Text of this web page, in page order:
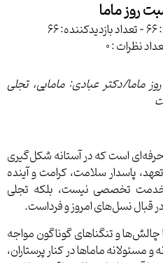
روز ماما
- تعداد بازدیدکننده: 66
نظرات : 0
ماما/دکتر عبادی: مامایی، تجلی
حرفه‌ای است که در آستانه شکل‌گیری
پاسدار سلامت، کرامت و آینده
تخصصی نیست، بلکه تجلی
نسل‌های امروز و فرداست.
و تنگناهای گوناگون مواجه
ماماها در کنار پرستاران،